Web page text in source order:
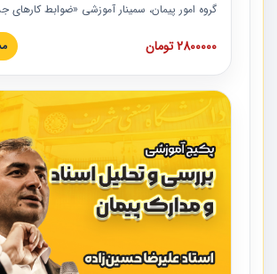
گروه امور پیمان، سمینار آموزشی «ضوابط کارهای
های عمرانی» چالش ها، تخلفات و راه حل ها با
است که در محل سندیکای شرکت های ساختمانی
مدارک پیمان به همراه تجربیات عملی ارائه شده
2800000 تومان